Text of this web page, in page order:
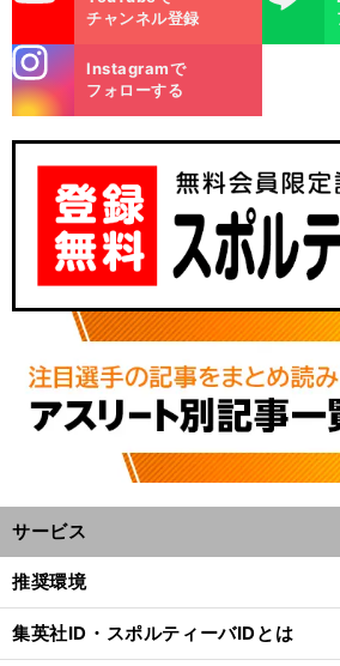
チャンネル登録
m
Instagramで
フォローする
サービス
推奨環境
集英社ID・スポルティーバIDとは